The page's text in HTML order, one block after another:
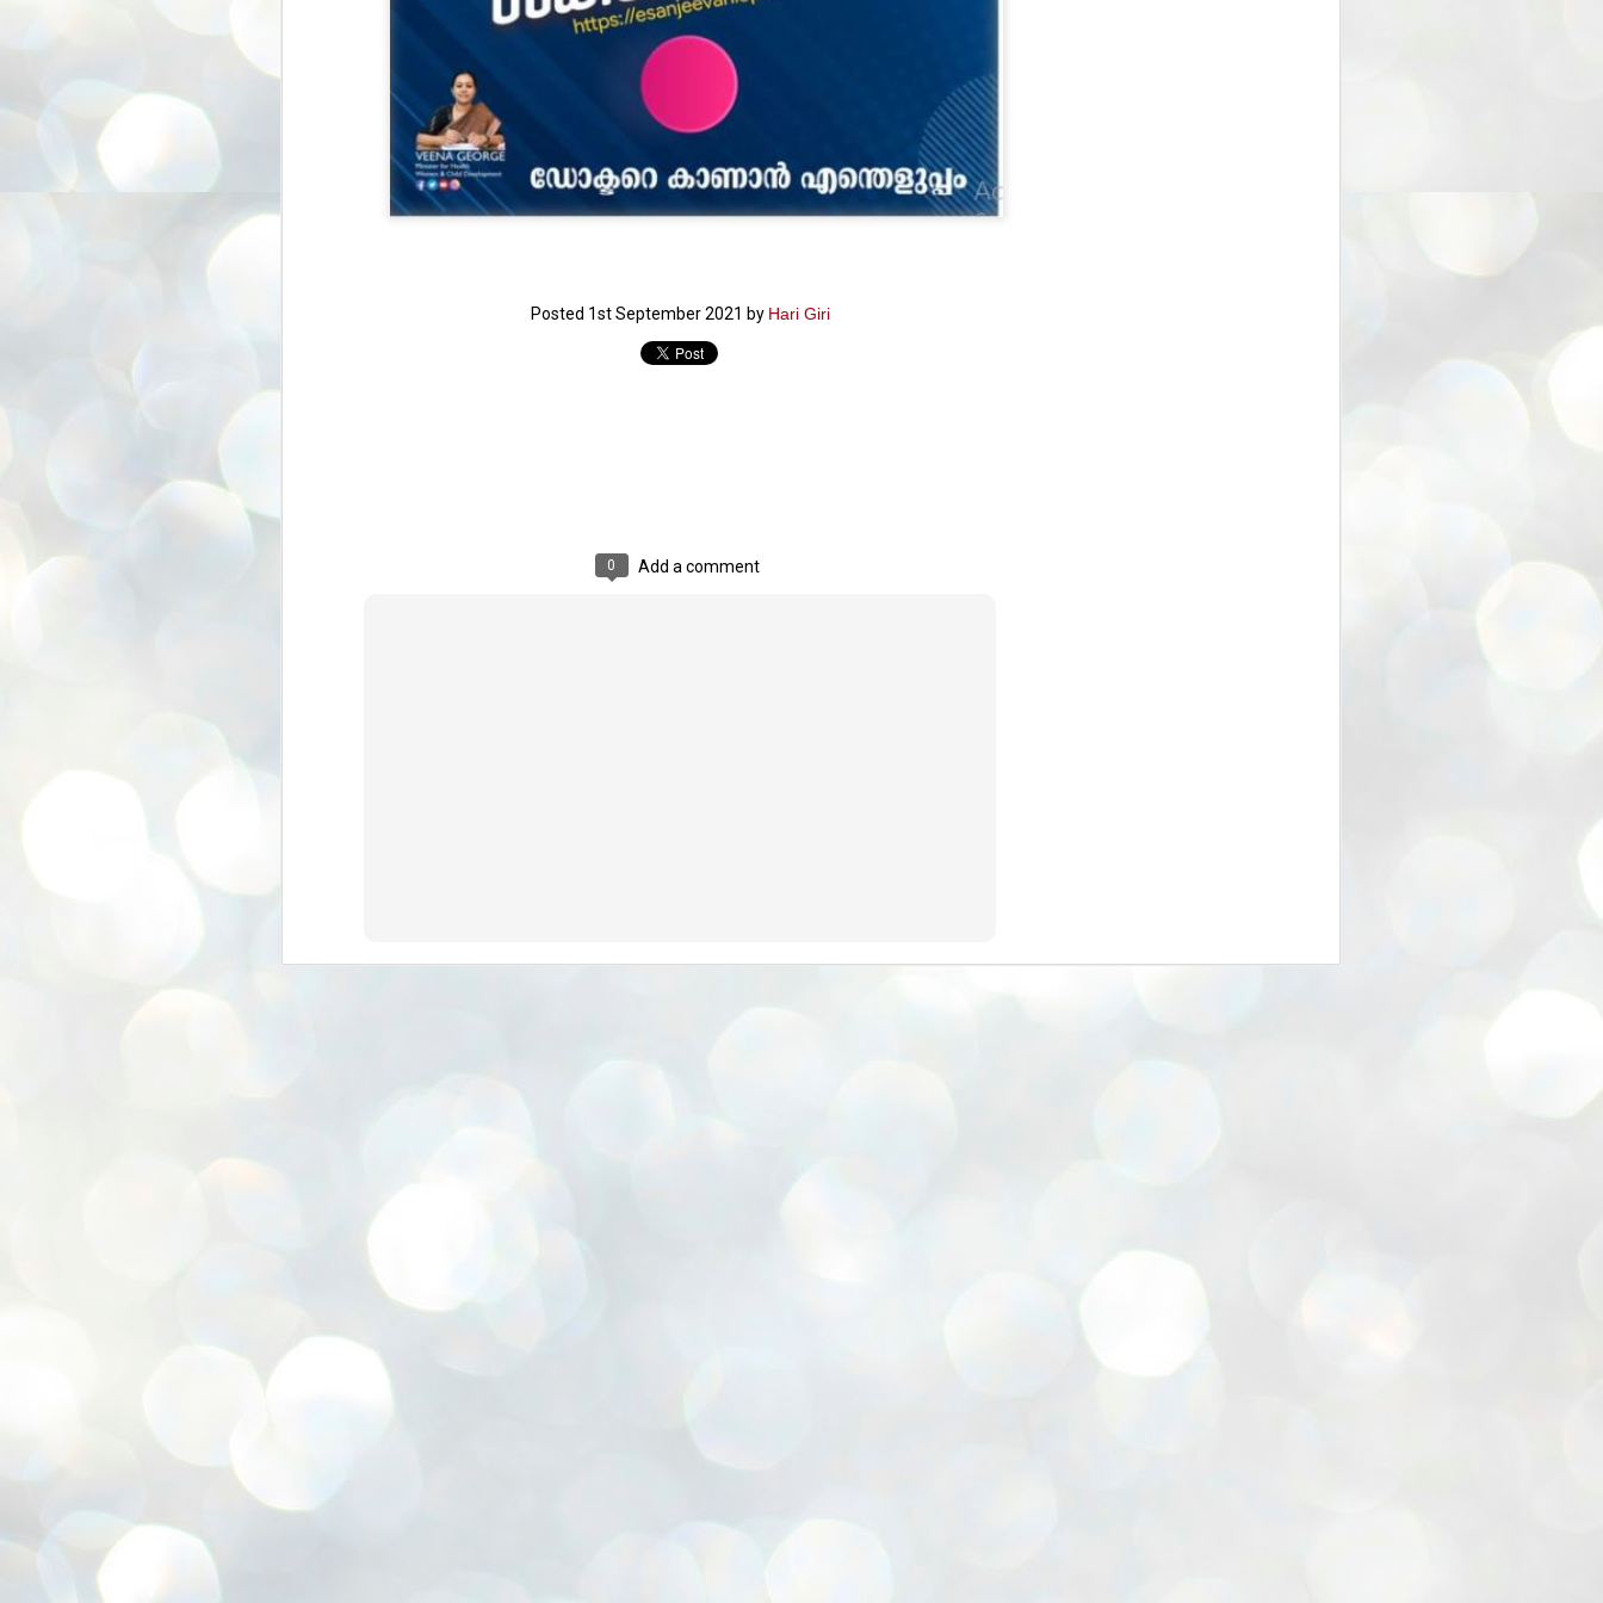
Posted 1st September 2021 by Hari Giri
0 Add a comment
അനിവാര്യമാണെന്നും അത് ശിവഗിരിയുടെ മാത്രം ആഗ്രഹമല്ല,
ഗുരുദേവ ഭക്തജനങ്ങളുടെയാകെ പൊതുവായ ആഗ്രഹമാണെന്നും
ശ്രീനാരായണ ധർമ്മസംഘം ട്രസ്റ്റ് പ്രസിഡന്റ് ബ്രഹ്മശ്രീ
സച്ചിദാനന്ദ സ്വാമികൾ.
ശിവഗിരി മഠത്തിൽ ഗുരുസേവനത്തിന്റെ അമ്പത് വർഷം
പൂർത്തിയാക്കിയ സച്ചിദാനന്ദ സ്വാമികൾക്ക് ശനിയാഴ്ച ശിവഗിരി
JUL
INVESTMENTS: Gujarat, Maharashtra,
NEW DELHI: Gujarat, Maharashtra, and Tamil Nadu have topped the list
of states in an analysis done on their investment climates by the NITI
Aayog. The details were released on Friday.
EZHAVA INTERNATIONAL
തീരുമാനങ്ങൾ "വിശദീകരിച്ചു." മുതിർന്ന നേതാക്കളുടെ ഭാര്യമാരെ